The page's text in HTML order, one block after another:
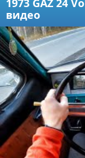
1973 GAZ 24
видео